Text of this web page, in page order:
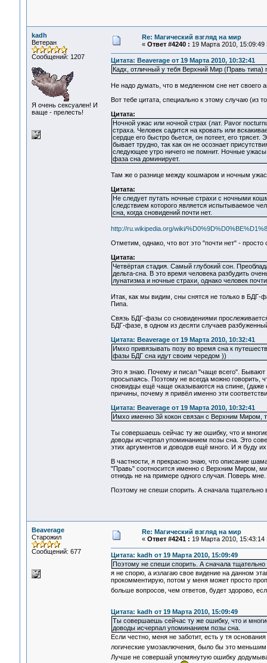
kadh
Ветеран
Сообщений: 1207
Я очень сексуален! И
ваще - прелесть!
Re: Магический взгляд на мир
« Ответ #4240 : 19 Марта 2010, 15:09:49
Цитата: Beaverage от 19 Марта 2010, 10:32:41
Кадх, отличный у тебя Верхний Мир (Правь
Не надо думать, что в медленном сне нет
Вот тебе цитата, специально к этому случаю (из
Цитата:
Ночной ужас или ночной страх (лат. Pavor
страха. Человек садится на кровать или
сердце его быстро бьется, он потеет, его
бывает трудно, так как он не осознает
следующее утро ничего не помнит. Ночные ужасы
фаза сна доминирует.
Там же о разнице между кошмаром и ночным
Цитата:
Не следует путать ночные страхи с ночными
следствием которого является испытываемое
сна, когда сновидений почти нет.
http://ru.wikipedia.org/wiki/
Отметим, однако, что вот это "почти нет" -
Цитата:
Четвёртая стадия. Самый глубокий сон.
дельта-сна. В это время человека разбудить
лунатизма и ночные страхи, однако человек
Итак, как мы видим, сны снятся не только в
Пипа.
Связь БДГ-фазы со сновидениями
БДГ-фазе, в одном из десяти случаев
Цитата: Beaverage от 19 Марта 2010, 10:32:41
Имхо привязывать позу во время сна к
фазы БДГ сна идут своим чередом ))
Это я знаю. Почему и писал "чаще всего". Бывают
просыпаясь. Поэтому не всегда можно говорить,
сновидцы ещё чаще оказываются на спине, (даже
причины, почему я привёл именно эти
Цитата: Beaverage от 19 Марта 2010, 10:32:41
Имхо именно 3й кокон связан с Верхним Миром,
Ты совершаешь сейчас ту же ошибку, что и
доводы исчерпал упоминанием позы сна. Это
этих аргументов и доводов ещё много. И я буду их
В частности, я прекрасно знаю, что описание
"Правь" соотносится именно с Верхним Миром,
отнюдь не на примере одного случая. Поверь мне.
Поэтому не спеши спорить. А сначала тщательно
Beaverage
Старожил
Сообщений: 677
Re: Магический взгляд на мир
« Ответ #4241 : 19 Марта 2010, 15:43:14
Цитата: kadh от 19 Марта 2010, 15:09:49
Поэтому не спеши спорить. А сначала
я не спорю, а излагаю свое видение на данном
прокомментирую, потом у меня может просто
больше вопросов, чем ответов, будет здорово,
Цитата: kadh от 19 Марта 2010, 15:09:49
Ты совершаешь сейчас ту же ошибку, что и
доводы исчерпал упоминанием позы сна.
Если честно, меня не заботит, есть у тя
логические умозаключения, было бы это
Лучше не совершай упомянутую ошибку